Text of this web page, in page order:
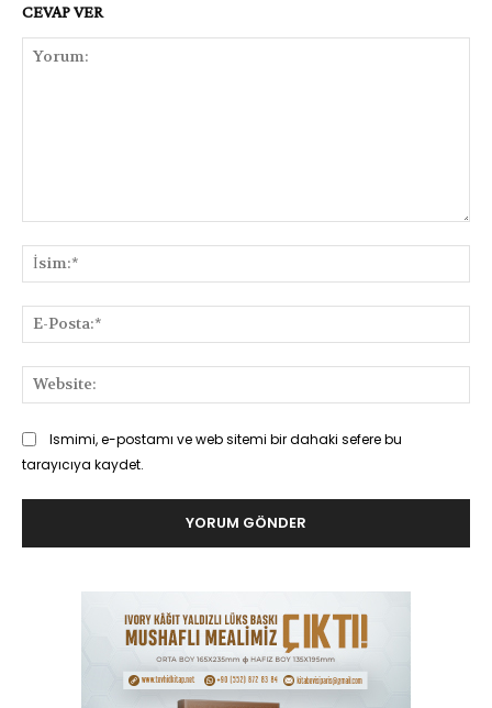
CEVAP VER
Ismimi, e-postamı ve web sitemi bir dahaki sefere bu
tarayıcıya kaydet.